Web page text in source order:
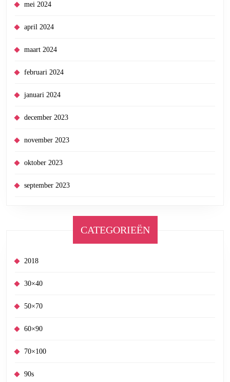
mei 2024
april 2024
maart 2024
februari 2024
januari 2024
december 2023
november 2023
oktober 2023
september 2023
CATEGORIEËN
2018
30×40
50×70
60×90
70×100
90s